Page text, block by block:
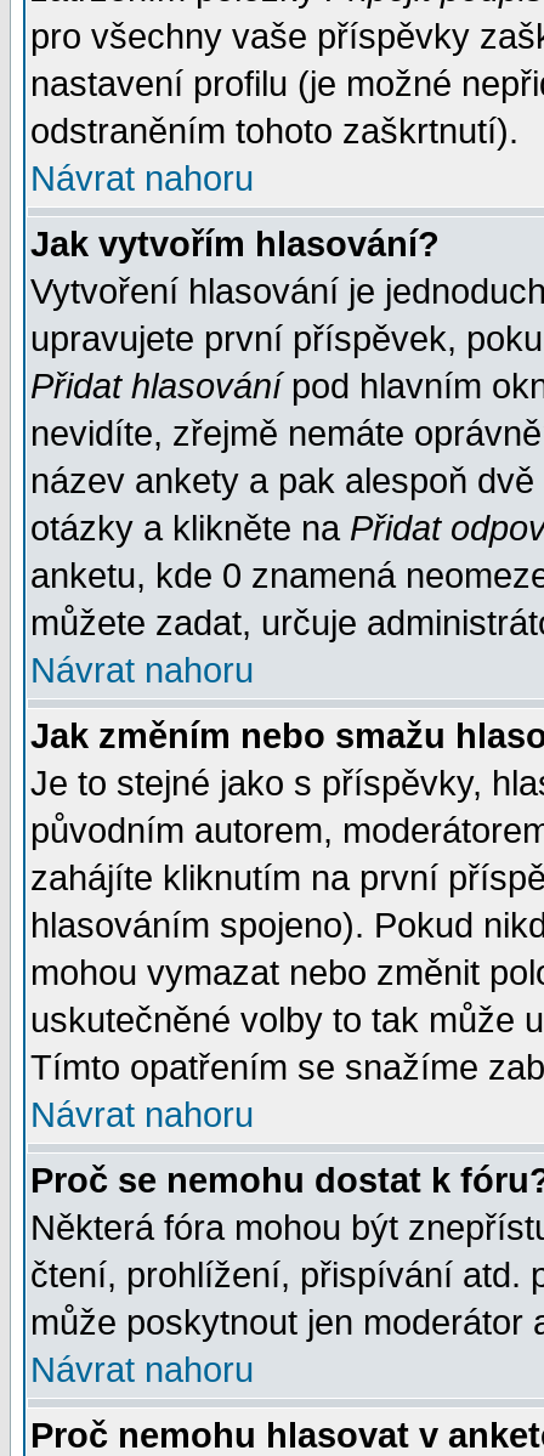
pro všechny vaše příspěvky
nastavení profilu (je možné
odstraněním tohoto zaškrtnutí).
Návrat nahoru
Jak vytvořím hlasování?
Vytvoření hlasování je
upravujete první příspěvek,
Přidat hlasovánípod hlavním
nevidíte, zřejmě nemáte
název ankety a pak alespoň
otázky a klikněte na Přidat
anketu, kde 0 znamená
můžete zadat, určuje
Návrat nahoru
Jak změním nebo smažu
Je to stejné jako s příspěvky,
původním autorem,
zahájíte kliknutím na první
hlasováním spojeno). Pokud
mohou vymazat nebo změnit
uskutečněné volby to tak může
Tímto opatřením se snažíme
Návrat nahoru
Proč se nemohu dostat k
Některá fóra mohou být
čtení, prohlížení, přispívání atd.
může poskytnout jen moderátor
Návrat nahoru
Proč nemohu hlasovat v